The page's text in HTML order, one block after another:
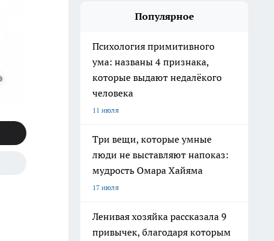
Популярное
Психология примитивного
ума: названы 4 признака,
которые выдают недалёкого
человека
11 июля
Три вещи, которые умные
люди не выставляют напоказ:
мудрость Омара Хайяма
17 июля
Ленивая хозяйка рассказала 9
привычек, благодаря которым